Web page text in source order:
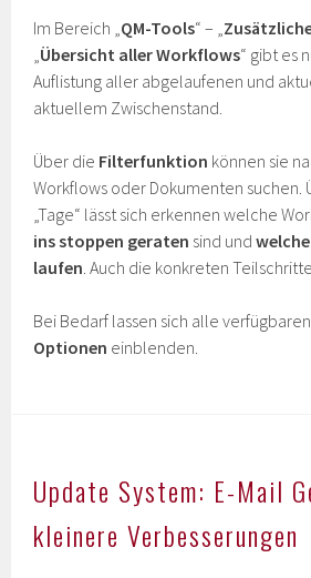
Im Bereich „QM-Tools“ – „
„Übersicht aller Workflows“ gibt es
Auflistung aller abgelaufenen und
aktuellem Zwischenstand.
Über die Filterfunktion können sie
Workflows oder Dokumenten suchen.
„Tage“ lässt sich erkennen welche
ins stoppen geraten sind und
laufen. Auch die konkreten
Bei Bedarf lassen sich alle verfügbaren
Optionen einblenden.
Update System: E-Mail
kleinere Verbesserungen